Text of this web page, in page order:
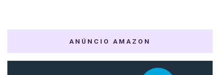
ANÚNCIO AMAZON